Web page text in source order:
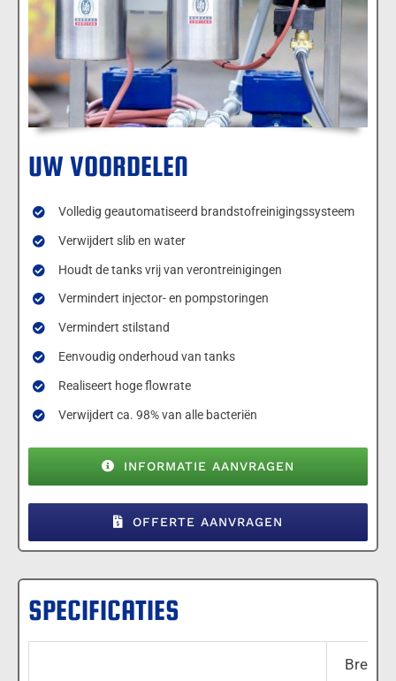
UW VOORDELEN
Volledig geautomatiseerd brandstofreinigingssysteem
Verwijdert slib en water
Houdt de tanks vrij van verontreinigingen
Vermindert injector- en pompstoringen
Vermindert stilstand
Eenvoudig onderhoud van tanks
Realiseert hoge flowrate
Verwijdert ca. 98% van alle bacteriën
INFORMATIE AANVRAGEN
OFFERTE AANVRAGEN
SPECIFICATIES